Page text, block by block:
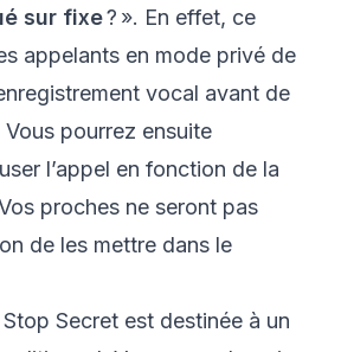
sur fixe? ». En effet, ce
appelants en mode privé de
vocal avant de
pourrez ensuite
l’appel en fonction de la
proches ne seront pas
de les mettre dans le
Secret est destinée à un